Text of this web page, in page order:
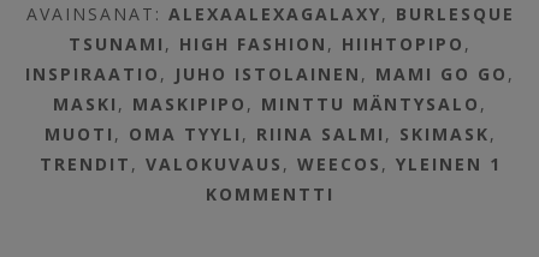
AVAINSANAT: ALEXAALEXAGALAXY, BURLESQUE
TSUNAMI , HIGH FASHION , HIIHTOPIPO ,
INSPIRAATIO , JUHO ISTOLAINEN , MAMI GO GO ,
MASKI , MASKIPIPO , MINTTU MÄNTYSALO ,
MUOTI , OMA TYYLI , RIINA SALMI , SKIMASK,
TRENDIT , VALOKUVAUS , WEECOS , YLEINEN 1
KOMMENTTI